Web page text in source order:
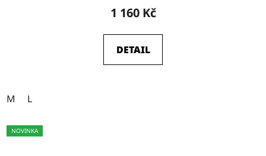
1 160 Kč
DETAIL
M L
NOVINKA